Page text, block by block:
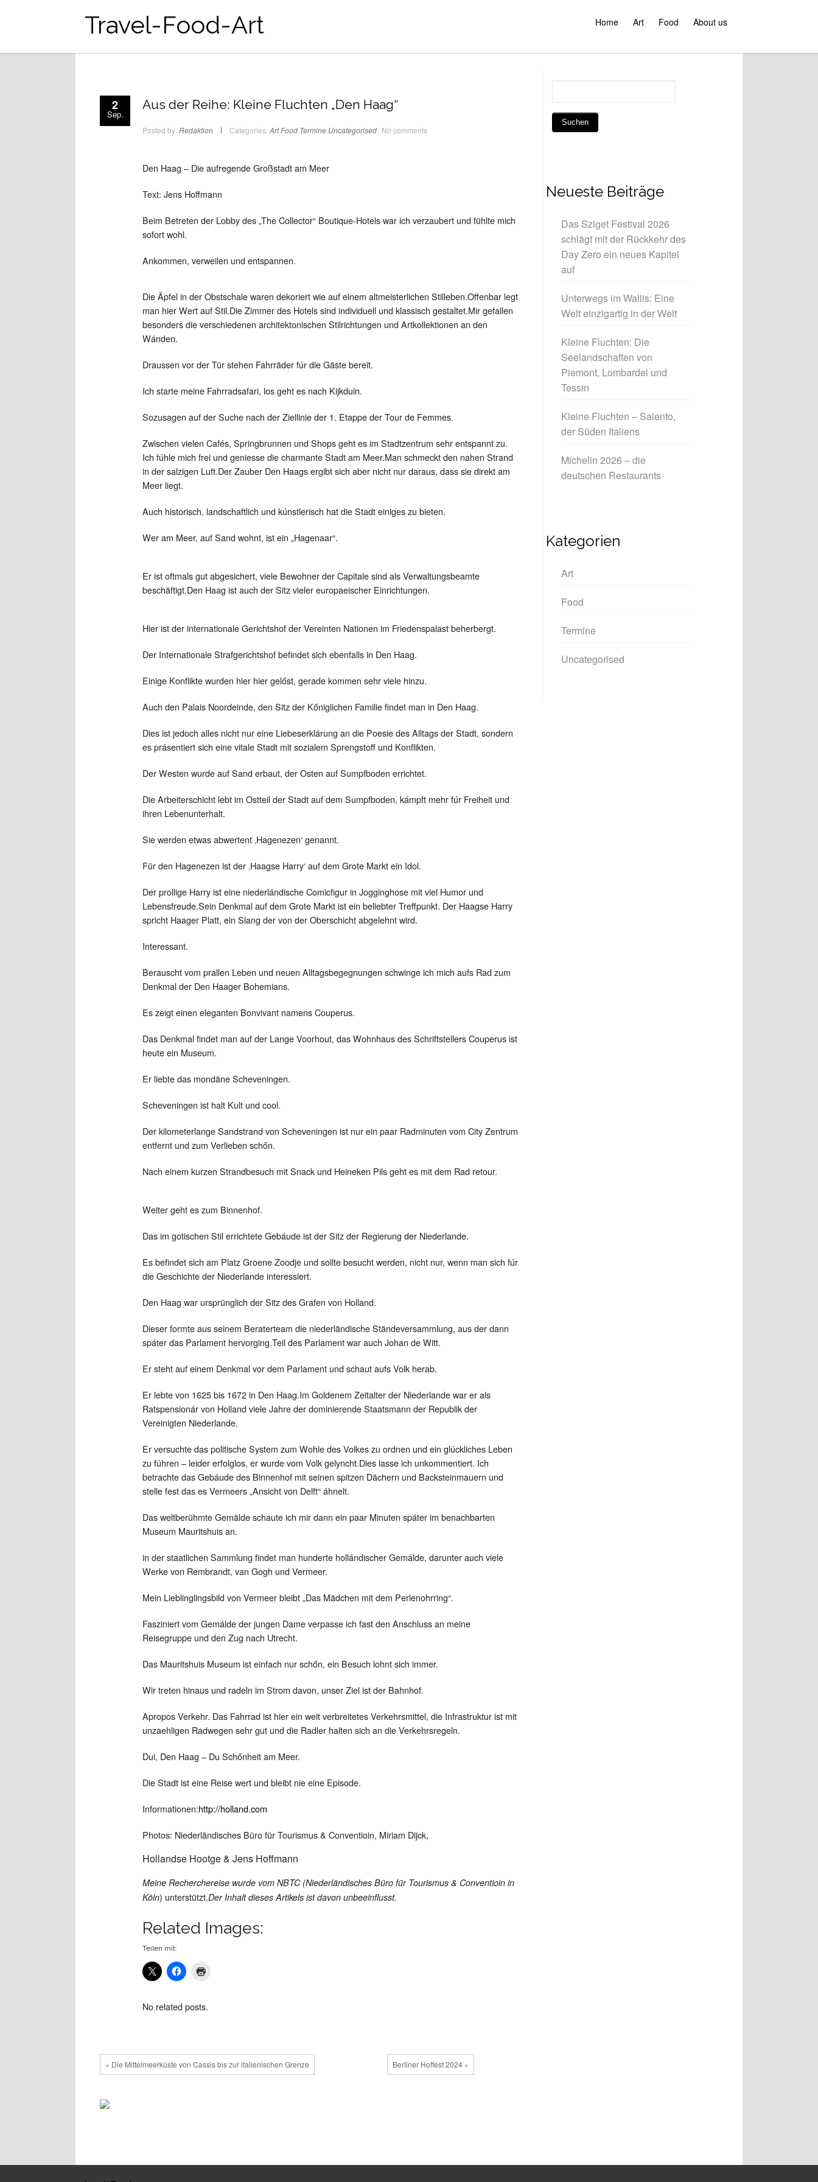
Travel-Food-Art Home Art Food About us
2
Sep.
Aus der Reihe: Kleine Fluchten „Den Haag“
Posted by: Redaktion Categories: ArtFood Termine Uncategorised No comments
Den Haag – Die aufregende Großstadt am Meer
Text: Jens Hoffmann
Beim Betreten der Lobby des „The Collector“ Boutique-Hotels war ich verzaubert und fühlte mich
sofort wohl.
Ankommen, verweilen und entspannen.
Die Äpfel in der Obstschale waren dekoriert wie auf einem altmeisterlichen Stilleben.Offenbar legt
man hier Wert auf Stil.Die Zimmer des Hotels sind individuell und klassisch gestaltet.Mir gefallen
besonders die verschiedenen architektonischen Stilrichtungen und Artkollektionen an den
Wánden.
Draussen vor der Tür stehen Fahrräder fúr die Gäste bereit.
Ich starte meine Fahrradsafari, los geht es nach Kijkduin.
Sozusagen auf der Suche nach der Ziellinie der 1. Etappe der Tour de Femmes.
Zwischen vielen Cafés, Springbrunnen und Shops geht es im Stadtzentrum sehr entspannt zu.
Ich fúhle mich frei und geniesse die charmante Stadt am Meer.Man schmeckt den nahen Strand
in der salzigen Luft.Der Zauber Den Haags ergibt sich aber nicht nur daraus, dass sie direkt am
Meer liegt.
Auch historisch, landschaftlich und kúnstlerisch hat die Stadt einiges zu bieten.
Wer am Meer, auf Sand wohnt, ist ein „Hagenaar“.
Er ist oftmals gut abgesichert, viele Bewohner der Capitale sind als Verwaltungsbeamte
beschäftigt.Den Haag ist auch der Sitz vieler europaeischer Einrichtungen.
Hier ist der internationale Gerichtshof der Vereinten Nationen im Friedenspalast beherbergt.
Der Internationale Strafgerichtshof befindet sich ebenfalls in Den Haag.
Einige Konflikte wurden hier hier gelőst, gerade kommen sehr viele hinzu.
Auch den Palais Noordeinde, den Sitz der Kőniglichen Familie findet man in Den Haag.
Dies ist jedoch alles nicht nur eine Liebeserklárung an die Poesie des Alltags der Stadt, sondern
es prásentiert sich eine vitale Stadt mit sozialem Sprengstoff und Konflikten.
Der Westen wurde auf Sand erbaut, der Osten auf Sumpfboden errichtet.
Die Arbeiterschicht lebt im Ostteil der Stadt auf dem Sumpfboden, kámpft mehr fúr Freiheit und
ihren Lebenunterhalt.
Sie werden etwas abwertent ‚Hagenezen‘ genannt.
Für den Hagenezen ist der ‚Haagse Harry‘ auf dem Grote Markt ein Idol.
Der prollige Harry ist eine niederlándische Comicfigur in Jogginghose mit viel Humor und
Lebensfreude.Sein Denkmal auf dem Grote Markt ist ein beliebter Treffpunkt. Der Haagse Harry
spricht Haager Platt, ein Slang der von der Oberschicht abgelehnt wird.
Interessant.
Berauscht vom prallen Leben und neuen Alltagsbegegnungen schwinge ich mich aufs Rad zum
Denkmal der Den Haager Bohemians.
Es zeigt einen eleganten Bonvivant namens Couperus.
Das Denkmal findet man auf der Lange Voorhout, das Wohnhaus des Schriftstellers Couperus ist
heute ein Museum.
Er liebte das mondäne Scheveningen.
Scheveningen ist halt Kult und cool.
Der kilometerlange Sandstrand von Scheveningen ist nur ein paar Radminuten vom City Zentrum
entfernt und zum Verlieben schőn.
Nach einem kurzen Strandbesuch mit Snack und Heineken Pils geht es mit dem Rad retour.
Weiter geht es zum Binnenhof.
Das im gotischen Stil errichtete Gebáude ist der Sitz der Regierung der Niederlande.
Es befindet sich am Platz Groene Zoodje und sollte besucht werden, nicht nur, wenn man sich fúr
die Geschichte der Niederlande interessiert.
Den Haag war ursprünglich der Sitz des Grafen von Holland.
Dieser formte aus seinem Beraterteam die niederländische Ständeversammlung, aus der dann
spáter das Parlament hervorging.Teil des Parlament war auch Johan de Witt.
Er steht auf einem Denkmal vor dem Parlament und schaut aufs Volk herab.
Er lebte von 1625 bis 1672 in Den Haag.Im Goldenem Zeitalter der Niederlande war er als
Ratspensionár von Holland viele Jahre der dominierende Staatsmann der Republik der
Vereinigten Niederlande.
Er versuchte das politische System zum Wohle des Volkes zu ordnen und ein glúckliches Leben
zu fúhren – leider erfolglos, er wurde vom Volk gelyncht.Dies lasse ich unkommentiert. Ich
betrachte das Gebáude des Binnenhof mit seinen spitzen Dächern und Backsteinmauern und
stelle fest das es Vermeers „Ansicht von Delft“ áhnelt.
Das weltberühmte Gemälde schaute ich mir dann ein paar Minuten spáter im benachbarten
Museum Mauritshuis an.
in der staatlichen Sammlung findet man hunderte hollándischer Gemálde, darunter auch viele
Werke von Rembrandt, van Gogh und Vermeer.
Mein Lieblinglingsbild von Vermeer bleibt „Das Mädchen mit dem Perlenohrring“.
Fasziniert vom Gemálde der jungen Dame verpasse ich fast den Anschluss an meine
Reisegruppe und den Zug nach Utrecht.
Das Mauritshuis Museum ist einfach nur schőn, ein Besuch lohnt sich immer.
Wir treten hinaus und radeln im Strom davon, unser Ziel ist der Bahnhof.
Apropos Verkehr. Das Fahrrad ist hier ein weit verbreitetes Verkehrsmittel, die Infrastruktur ist mit
unzaehligen Radwegen sehr gut und die Radler halten sich an die Verkehrsregeln.
Dui, Den Haag – Du Schőnheit am Meer.
Die Stadt ist eine Reise wert und bleibt nie eine Episode.
Informationen:http://holland.com
Photos: Niederländisches Büro für Tourismus & Conventioin, Miriam Dijck,
Hollandse Hootge & Jens Hoffmann
Meine Recherchereise wurde vom NBTC (Niederländisches Büro für Tourismus & Conventioin in
Köln) unterstützt.Der Inhalt dieses Artikels ist davon unbeeinflusst.
Related Images:
Teilen mit:
No related posts.
« Die Mittelmeerküste von Cassis bis zur italienischen Grenze Berliner Hoffest 2024 »
Neueste Beiträge
Das Sziget Festival 2026
schlägt mit der Rückkehr des
Day Zero ein neues Kapitel
auf
Unterwegs im Wallis: Eine
Welt einzigartig in der Welt
Kleine Fluchten: Die
Seelandschaften von
Piemont, Lombardei und
Tessin
Kleine Fluchten – Salento,
der Süden Italiens
Michelin 2026 – die
deutschen Restaurants
Kategorien
Art
Food
Termine
Uncategorised